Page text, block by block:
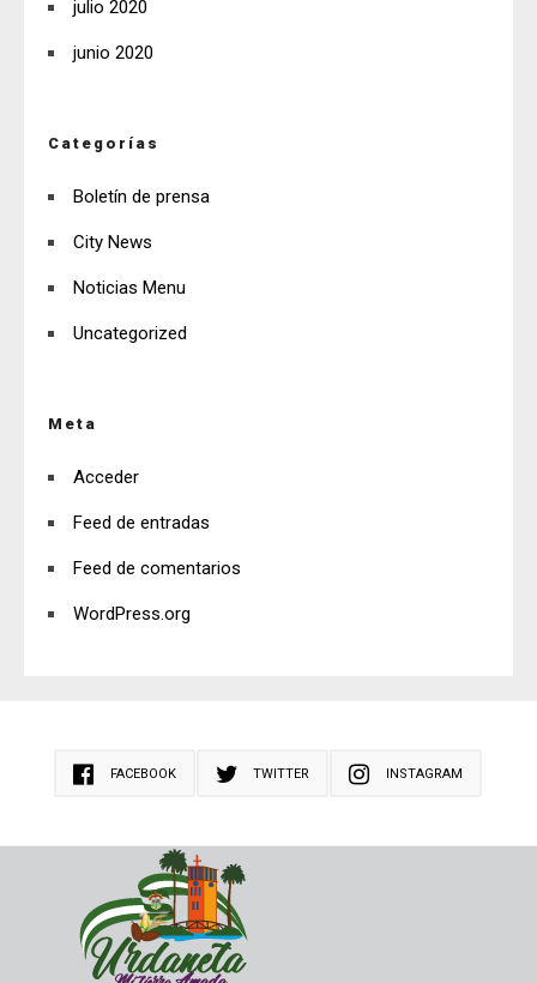
julio 2020
junio 2020
Categorías
Boletín de prensa
City News
Noticias Menu
Uncategorized
Meta
Acceder
Feed de entradas
Feed de comentarios
WordPress.org
FACEBOOK TWITTER INSTAGRAM